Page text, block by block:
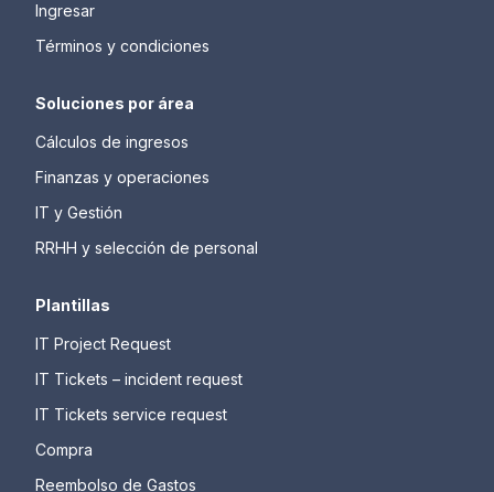
Ingresar
Términos y condiciones
Soluciones por área
Cálculos de ingresos
Finanzas y operaciones
IT y Gestión
RRHH y selección de personal
Plantillas
IT Project Request
IT Tickets – incident request
IT Tickets service request
Compra
Reembolso de Gastos